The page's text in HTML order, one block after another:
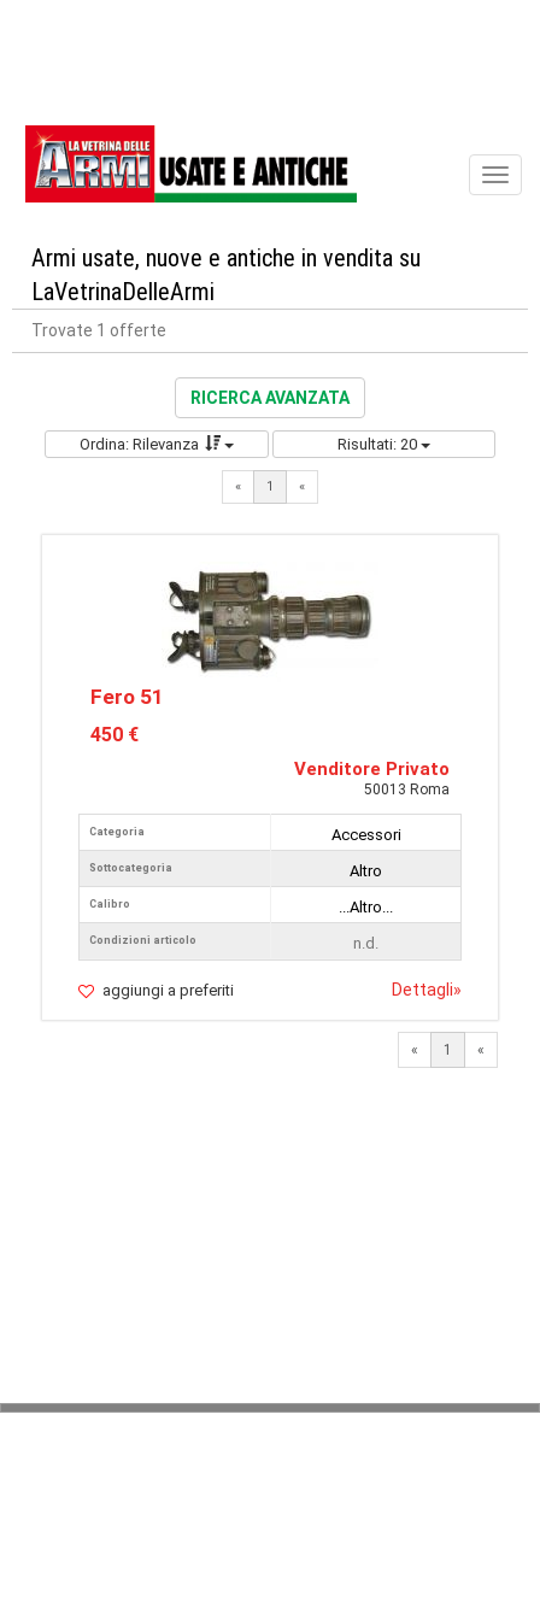
Armi usate, nuove e antiche in vendita su
LaVetrinaDelleArmi
Trovate 1 offerte
RICERCA AVANZATA
Ordina: Rilevanza Risultati: 20
« 1 «
Fero 51
450 €
Venditore Privato
50013 Roma
Categoria
Sottocategoria
Calibro
Condizioni articolo
Accessori
Altro
...Altro...
n.d.
aggiungi a preferiti Dettagli»
« 1 «